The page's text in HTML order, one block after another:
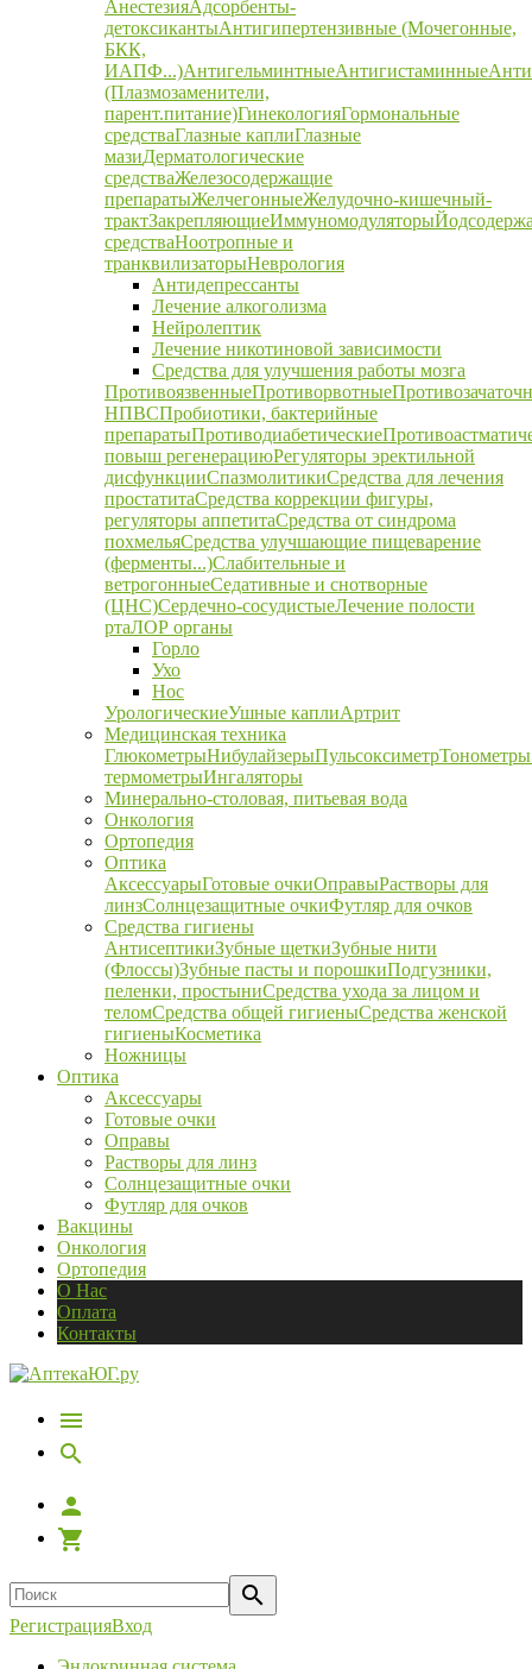
АнестезияАдсорбенты-
детоксикантыАнтигипертензивные (Мочегонные,
БКК,
ИАПФ...)АнтигельминтныеАнтигистаминные
(Плазмозаменители,
парент.питание)ГинекологияГормональные
средстваГлазные каплиГлазные
мазиДерматологические
средстваЖелезосодержащие
препаратыЖелчегонныеЖелудочно-кишечный-
трактЗакрепляющиеИммуномодуляторы
средстваНоотропные и
транквилизаторыНеврология
Антидепрессанты
Лечение алкоголизма
Нейролептик
Лечение никотиновой зависимости
Средства для улучшения работы мозга
ПротивоязвенныеПротиворвотные
НПВСПробиотики, бактерийные
препаратыПротиводиабетические
повыш регенерациюРегуляторы эректильной
дисфункцииСпазмолитикиСредства для лечения
простатитаСредства коррекции фигуры,
регуляторы аппетитаСредства от синдрома
похмельяСредства улучшающие пищеварение
(ферменты...)Слабительные и
ветрогонныеСедативные и снотворные
(ЦНС)Сердечно-сосудистыеЛечение полости
ртаЛОР органы
Горло
Ухо
Нос
УрологическиеУшные каплиАртрит
Медицинская техника
ГлюкометрыНибулайзерыПульсоксиметрТонометры
термометрыИнгаляторы
Минерально-столовая, питьевая вода
Онкология
Ортопедия
Оптика
АксессуарыГотовые очкиОправыРастворы для
линзСолнцезащитные очкиФутляр для очков
Средства гигиены
АнтисептикиЗубные щеткиЗубные нити
(Флоссы)Зубные пасты и порошкиПодгузники,
пеленки, простыниСредства ухода за лицом и
теломСредства общей гигиеныСредства женской
гигиеныКосметика
Ножницы
Оптика
Аксессуары
Готовые очки
Оправы
Растворы для линз
Солнцезащитные очки
Футляр для очков
Вакцины
Онкология
Ортопедия
О Нас
Оплата
Контакты
РегистрацияВход